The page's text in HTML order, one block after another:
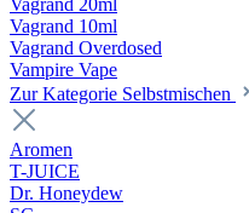
Vagrand 20ml
Vagrand 10ml
Vagrand Overdosed
Vampire Vape
Zur Kategorie Selbstmischen
Aromen
T-JUICE
Dr. Honeydew